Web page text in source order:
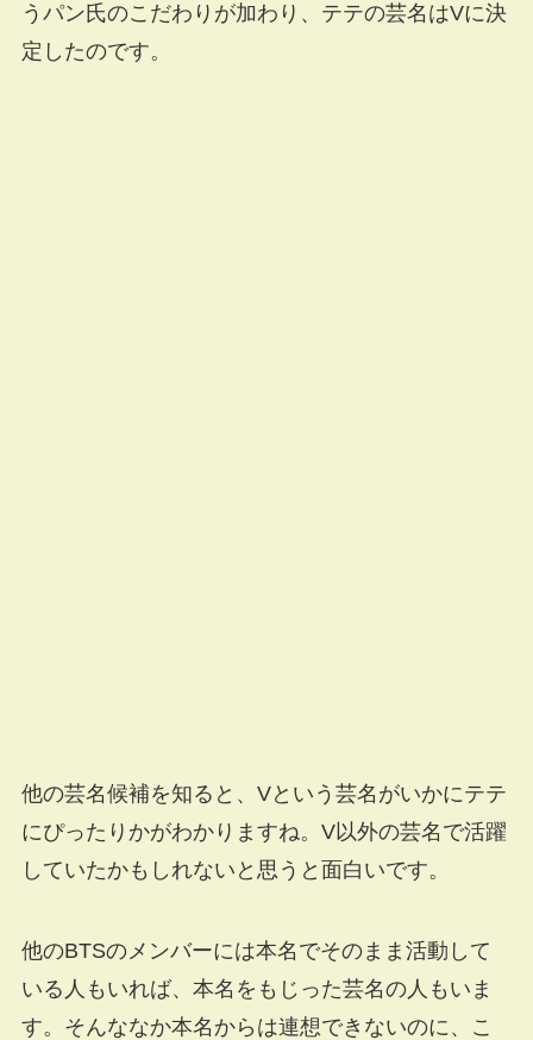
うパン氏のこだわりが加わり、テテの芸名はVに決
定したのです。
他の芸名候補を知ると、Vという芸名がいかにテテ
にぴったりかがわかりますね。V以外の芸名で活躍
していたかもしれないと思うと面白いです。
他のBTSのメンバーには本名でそのまま活動して
いる人もいれば、本名をもじった芸名の人もいま
す。そんななか本名からは連想できないのに、こ